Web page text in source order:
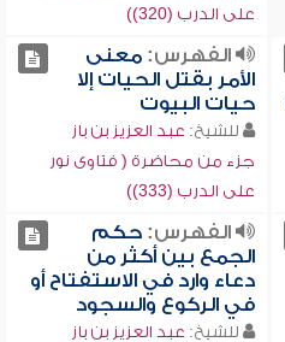
على الدرب (320))
الفهرس:معنى
الأمر بقتل الحيات إلا
حيات البيوت
للشيخ: عبد العزيز بن باز
جزء من محاضرة ( فتاوى نور
على الدرب (333))
الفهرس:حكم
الجمع بين أكثر من
دعاء وارد في الاستفتاح أو
في الركوع والسجود
للشيخ: عبد العزيز بن باز